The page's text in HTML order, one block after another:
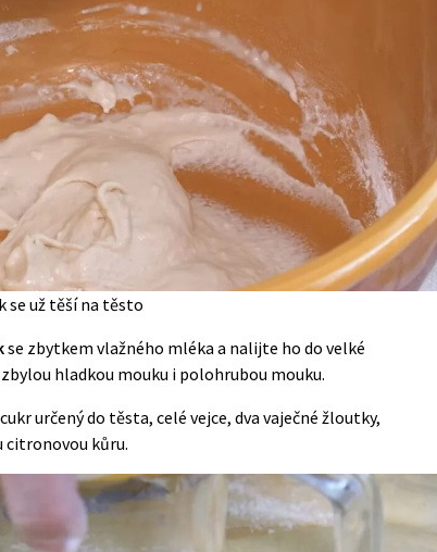
se už těší na těsto
se zbytkem vlažného mléka a nalijte ho do velké
hladkou mouku i polohrubou mouku.
určený do těsta, celé vejce, dva vaječné žloutky,
citronovou kůru.